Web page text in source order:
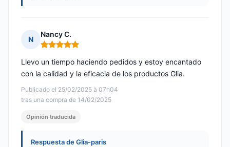
N
Nancy C.
Nota: 5 de 5
Publicado el 25/02/2025 à 07h04
tras una compra de 14/02/2025
Llevo un tiempo haciendo pedidos y estoy encantado
con la calidad y la eficacia de los productos Glia.
Opinión traducida
Respuesta de Glia-paris